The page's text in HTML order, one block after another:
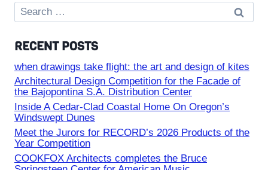
Search
for:
RECENT POSTS
when drawings take flight: the art and design of kites
Architectural Design Competition for the Facade of
the Bajopontina S.A. Distribution Center
Inside A Cedar-Clad Coastal Home On Oregon’s
Windswept Dunes
Meet the Jurors for RECORD’s 2026 Products of the
Year Competition
COOKFOX Architects completes the Bruce